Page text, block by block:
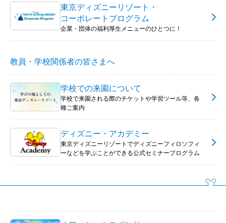
東京ディズニーリゾート・
コーポレートプログラム
企業・団体の福利厚生メニューのひとつに！
教員・学校関係者の皆さまへ
学校での来園について
学校で来園される際のチケットや学習ツール等、各
種ご案内
ディズニー・アカデミー
東京ディズニーリゾートでディズニーフィロソフィ
ーなどを学ぶことができる公式セミナープログラム